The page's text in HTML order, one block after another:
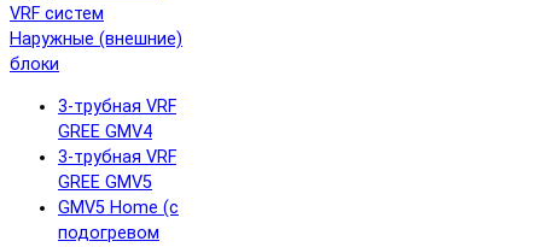
VRF систем
Наружные (внешние)
блоки
3-трубная VRF
GREE GMV4
3-трубная VRF
GREE GMV5
GMV5 Home (с
подогревом